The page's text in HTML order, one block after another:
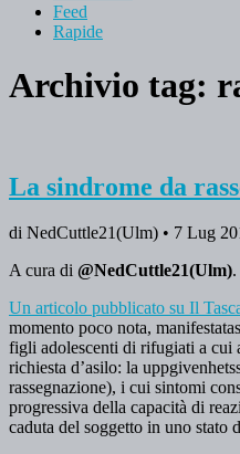
Feed
Rapide
Archivio tag:
La sindrome da
di NedCuttle21(Ulm) • 7 Lug
A cura di @NedCuttle21(Ulm).
Un articolo pubblicato su Il
momento poco nota,
figli adolescenti di rifugiati a cui
richiesta d’asilo: la
rassegnazione), i cui sintomi
progressiva della capacità di
caduta del soggetto in uno stato